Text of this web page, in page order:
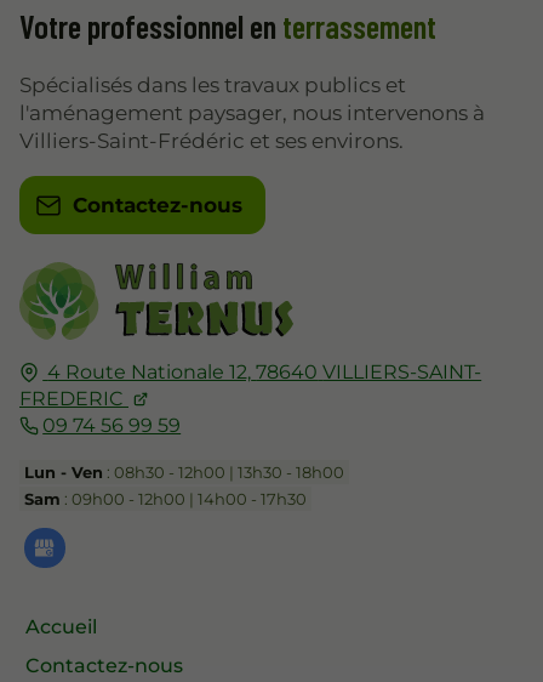
4 Route Nationale 12, 78640 VILLIERS-SAINT-
FREDERIC
09 74 56 99 59
Lun - Ven : 08h30 - 12h00 | 13h30 - 18h00
Sam : 09h00 - 12h00 | 14h00 - 17h30
Accueil
Contactez-nous
Votre professionnel en terrassement
Spécialisés dans les travaux publics et
l'aménagement paysager, nous intervenons à
Villiers-Saint-Frédéric et ses environs.
Contactez-nous